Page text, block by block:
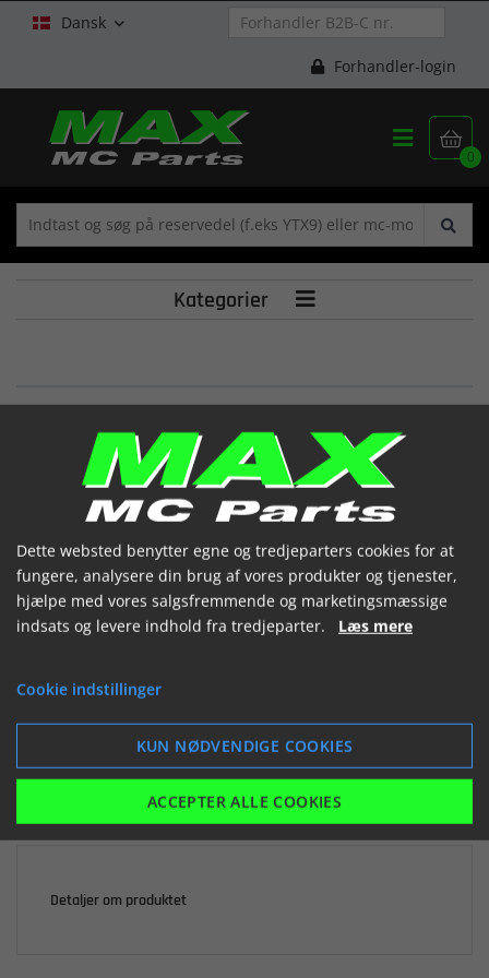
Dansk 
Forhandler-login

0

Kategorier 
CAM SHAFT RR IN
(12720HJ8200HPA)


1.266,85 kr.
LÆG I KURV
Detaljer om produktet
Dette websted benytter egne og tredjeparters cookies for at
fungere, analysere din brug af vores produkter og tjenester,
hjælpe med vores salgsfremmende og marketingsmæssige
indsats og levere indhold fra tredjeparter. Læs mere
Cookie indstillinger
KUN NØDVENDIGE COOKIES
ACCEPTER ALLE COOKIES